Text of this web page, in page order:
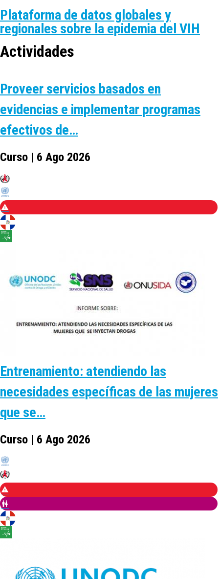
Plataforma de datos globales y
regionales sobre la epidemia del VIH
Actividades
Proveer servicios basados en
evidencias e implementar programas
efectivos de…
Curso | 6 Ago 2026
Entrenamiento: atendiendo las
necesidades específicas de las mujeres
que se…
Curso | 6 Ago 2026